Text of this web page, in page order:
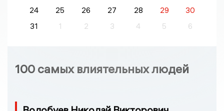
24
25 26 27 28 29
30
31
1 2 3 4 5 6
100 самых влиятельных людей